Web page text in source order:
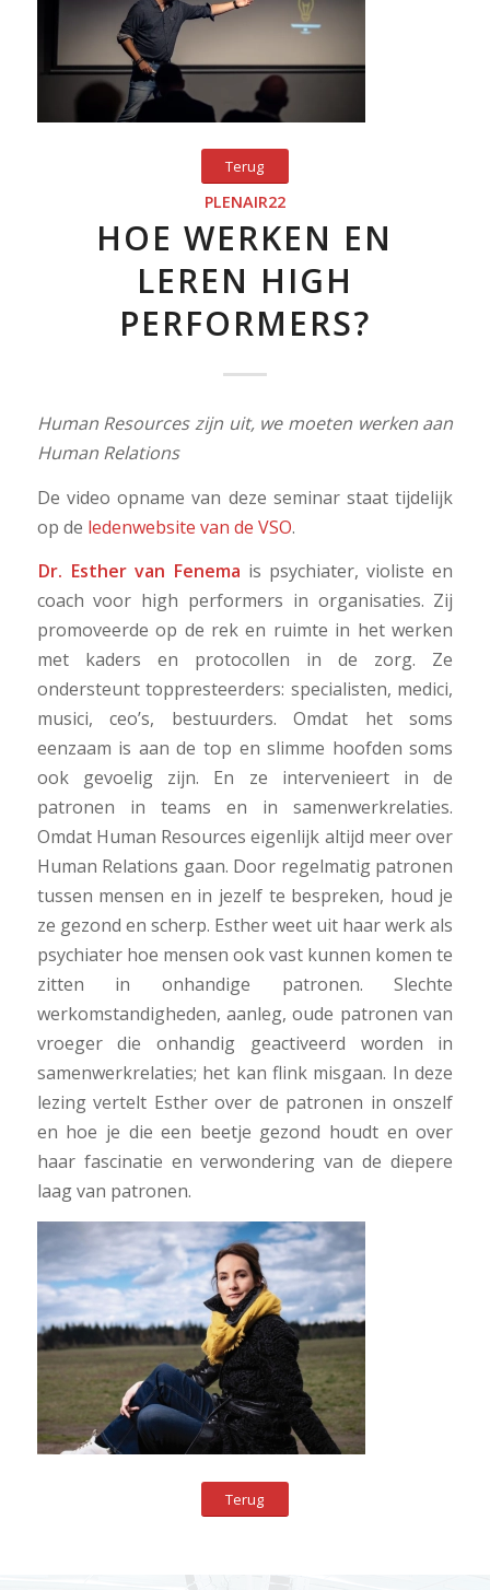
Terug
PLENAIR22
HOE WERKEN EN
LEREN HIGH
PERFORMERS?
Human Resources zijn uit, we moeten werken aan
Human Relations
De video opname van deze seminar staat tijdelijk
op de ledenwebsite van de VSO.
Dr. Esther van Fenema is psychiater, violiste en
coach voor high performers in organisaties. Zij
promoveerde op de rek en ruimte in het werken
met kaders en protocollen in de zorg. Ze
ondersteunt toppresteerders: specialisten, medici,
musici, ceo’s, bestuurders. Omdat het soms
eenzaam is aan de top en slimme hoofden soms
ook gevoelig zijn. En ze intervenieert in de
patronen in teams en in samenwerkrelaties.
Omdat Human Resources eigenlijk altijd meer over
Human Relations gaan. Door regelmatig patronen
tussen mensen en in jezelf te bespreken, houd je
ze gezond en scherp. Esther weet uit haar werk als
psychiater hoe mensen ook vast kunnen komen te
zitten in onhandige patronen. Slechte
werkomstandigheden, aanleg, oude patronen van
vroeger die onhandig geactiveerd worden in
samenwerkrelaties; het kan flink misgaan. In deze
lezing vertelt Esther over de patronen in onszelf
en hoe je die een beetje gezond houdt en over
haar fascinatie en verwondering van de diepere
laag van patronen.
Terug